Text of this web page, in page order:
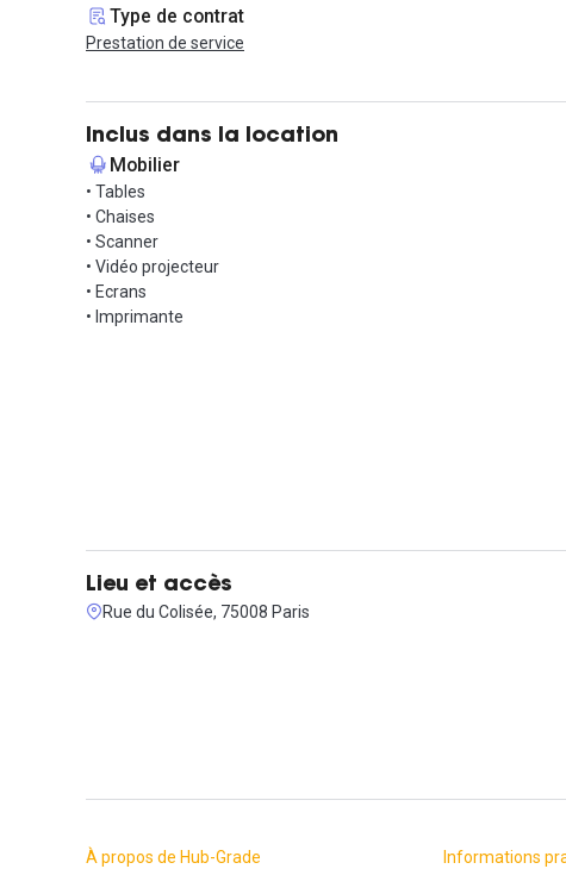
Type de contrat
Prestation de service
Inclus dans la location
Mobilier
• Tables
• Chaises
• Scanner
• Vidéo projecteur
• Ecrans
• Imprimante
Lieu et accès
Rue du Colisée, 75008 Paris
À propos de Hub-Grade Informations